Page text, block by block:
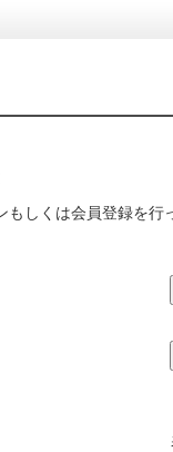
もしくは会員登録を